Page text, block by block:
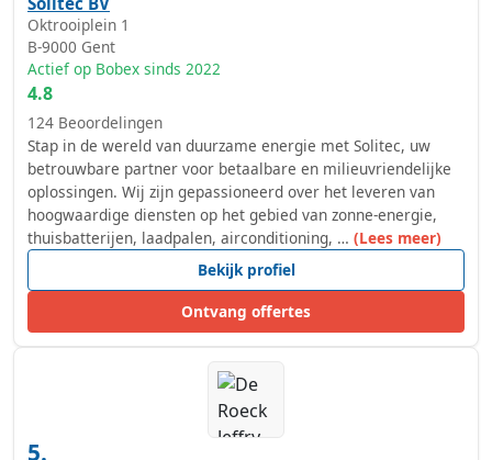
Oktrooiplein 1
B-9000 Gent
Actief op Bobex sinds 2022
4.8
124 Beoordelingen
Stap in de wereld van duurzame energie met Solitec, uw
betrouwbare partner voor betaalbare en milieuvriendelijke
oplossingen. Wij zijn gepassioneerd over het leveren van
hoogwaardige diensten op het gebied van zonne-energie,
thuisbatterijen, laadpalen, airconditioning, … (Lees meer)
Bekijk profiel
Ontvang offertes
5.